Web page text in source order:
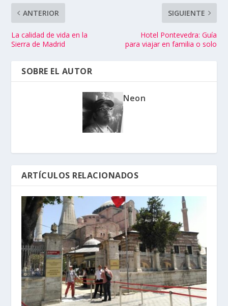
ANTERIOR
La calidad de vida en la
Sierra de Madrid
SIGUIENTE
Hotel Pontevedra: Guía
para viajar en familia o solo
SOBRE EL AUTOR
Neon
ARTÍCULOS RELACIONADOS